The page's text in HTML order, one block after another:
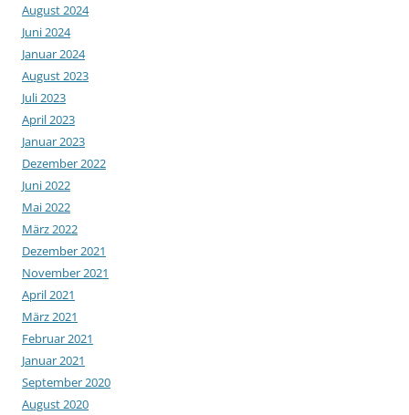
August 2024
Juni 2024
Januar 2024
August 2023
Juli 2023
April 2023
Januar 2023
Dezember 2022
Juni 2022
Mai 2022
März 2022
Dezember 2021
November 2021
April 2021
März 2021
Februar 2021
Januar 2021
September 2020
August 2020